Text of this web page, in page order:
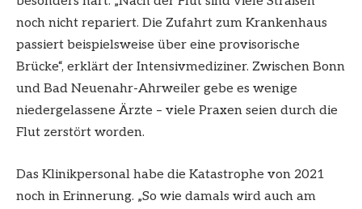
noch nicht repariert. Die Zufahrt zum Krankenhaus
passiert beispielsweise über eine provisorische
Brücke“, erklärt der Intensivmediziner. Zwischen Bonn
und Bad Neuenahr-Ahrweiler gebe es wenige
niedergelassene Ärzte – viele Praxen seien durch die
Flut zerstört worden.
Das Klinikpersonal habe die Katastrophe von 2021
noch in Erinnerung. „So wie damals wird auch am